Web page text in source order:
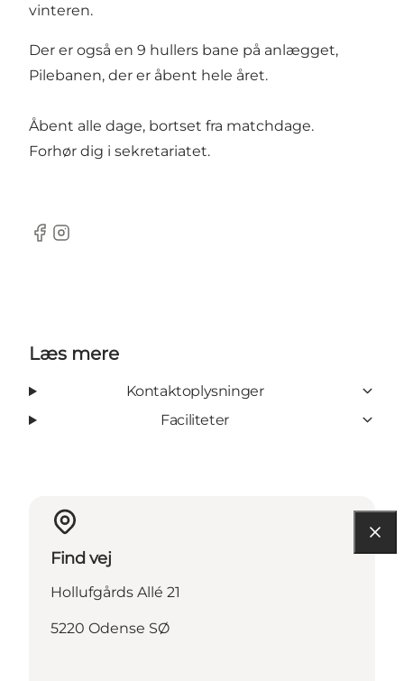
vinteren.
Der er også en 9 hullers bane på anlægget,
Pilebanen, der er åbent hele året.
Åbent alle dage, bortset fra matchdage.
Forhør dig i sekretariatet.
Facebook
Instagram
Læs mere
Kontaktoplysninger
Faciliteter
Find vej
Hollufgårds Allé 21
5220 Odense SØ